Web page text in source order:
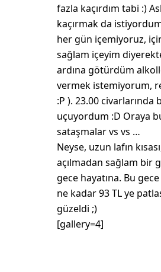
fazla kaçırdım tabi :)
kaçırmak da
her gün içemiyoruz,
sağlam içeyim
ardına götürdüm
vermek istemiyorum,
:P ). 23.00 civarlarında
uçuyordum :D Oraya
sataşmalar vs vs …
Neyse, uzun lafın
açılmadan sağlam bir
gece hayatına. Bu
ne kadar 93 TL ye
güzeldi ;)
[gallery=4]